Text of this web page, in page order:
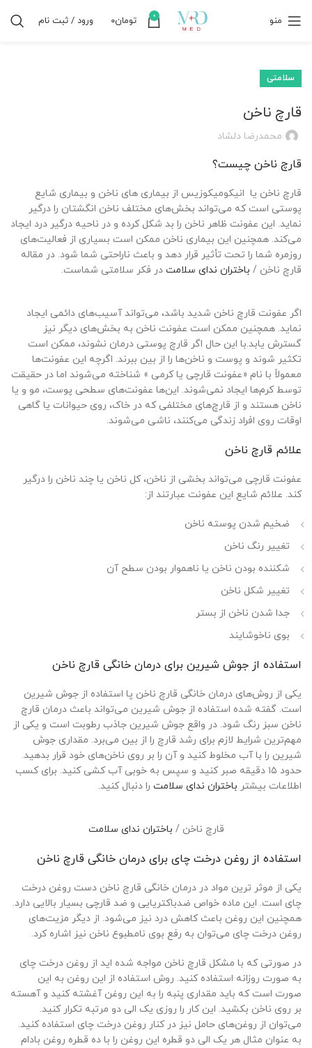
منو 0 تومان۰ ورود / ثبت نام
سلامتی
قارچ ناخن
محمدرضا دلشاد
قارچ ناخن چیست؟
قارچ ناخن یا انیکومیکوزیس از بیماری های ناخن و بیماری شایع
پوستی است که می‌تواند بخش‌های مختلف ناخن انگشتان را درگیر
نماید. این عفونت ظاهر ناخن را بد شکل کرده و در ناحیه درگیر درد ایجاد
می‌کند. همچنین این بیماری ناخن ممکن است بسیاری از فعالیت‌های
روزمره شما را تحت تأثیر قرار دهد و باعث ناراحتی شما شود. در مقاله
قارچ ناخن / باختران ندای سلامت در فکر سلامتی شماست.
اگر عفونت قارچ ناخن شدید باشد، می‌تواند آسیب‌های دائمی ایجاد
نماید. همچنین ممکن است عفونت ناخن به بخش‌های دیگر نیز
گسترش یابد.با این حال اگر قارچ پوستی درمان نشوند، ممکن است
تکثیر شوند و پوست و ناخن‌ها را از بین ببرند. اگرچه این عفونت‌ها
معمولاً با نام «عفونت قارچی یا کرمی » شناخته می‌شوند اما در حقیقت
توسط کرم‌ها ایجاد نمی‌شوند. این‌ها عفونت‌های سطحی پوست، مو و یا
ناخن هستند و از قارچ‌های مختلفی که در خاک، روی حیوانات یا گاهی
اوقات روی افراد زندگی می‌کنند، ناشی می‌شوند.
علائم قارچ ناخن
عفونت قارچی می‌تواند بخشی از ناخن، کل ناخن یا چند ناخن را درگیر
کند. علائم شایع این عفونت عبارتند از:
ضخیم شدن پوسته ناخن
تغییر رنگ ناخن
شکننده بودن ناخن یا ناهموار بودن سطح آن
تغییر شکل ناخن
جدا شدن ناخن از بستر
بوی ناخوشایند
استفاده از جوش شیرین برای درمان خانگی قارچ ناخن
یکی از روش‌های درمان خانگی قارچ ناخن پا استفاده از جوش شیرین
است. گفته شده استفاده از جوش شیرین می‌تواند باعث درمان قارچ
ناخن سبز رنگ شود. در واقع جوش شیرین جاذب رطوبت است و یکی از
مهم‌ترین شرایط لازم برای رشد قارچ را از بین می‌برد. مقداری جوش
شیرین را با آب مخلوط کنید و آن را بر روی ناخن‌های خود قرار بدهید.
حدود ۱۵ دقیقه صبر کنید و سپس به خوبی آب کشی کنید. برای کسب
اطلاعات بیشتر باختران ندای سلامت را دنبال کنید.
قارچ ناخن / باختران ندای سلامت
استفاده از روغن درخت چای برای درمان خانگی قارچ ناخن
یکی از موثر ترین مواد در درمان خانگی قارچ ناخن دست روغن درخت
چای است. این ماده خواص ضدباکتریایی و ضد قارچی بسیار بالایی دارد.
همچنین این روغن باعث کاهش درد نیز می‌شود. از دیگر مزیت‌های
روغن درخت چای می‌توان به رفع بوی نامطبوع ناخن نیز اشاره کرد.
در صورتی که با مشکل قارچ ناخن مواجه شده اید از روغن درخت چای
به صورت روزانه استفاده کنید. روش استفاده از این روغن به این
صورت است که باید مقداری پنبه را به این روغن آغشته کنید و آهسته
بر روی ناخن بکشید. این کار را روزی یک الی دو مرتبه تکرار کنید.
می‌توان از روغن‌های حامل نیز در کنار روغن درخت چای استفاده کنید.
به عنوان مثال هر یک الی دو قطره این روغن را با ده قطره روغن بادام